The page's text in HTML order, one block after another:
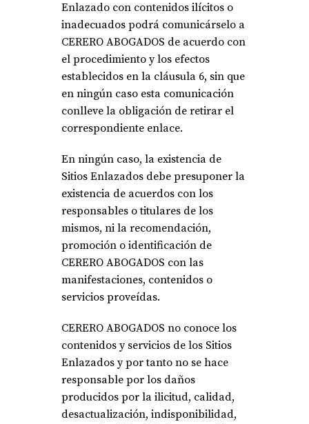
Enlazado con contenidos ilícitos o
inadecuados podrá comunicárselo a
CERERO ABOGADOS de acuerdo con
el procedimiento y los efectos
establecidos en la cláusula 6, sin que
en ningún caso esta comunicación
conlleve la obligación de retirar el
correspondiente enlace.
En ningún caso, la existencia de
Sitios Enlazados debe presuponer la
existencia de acuerdos con los
responsables o titulares de los
mismos, ni la recomendación,
promoción o identificación de
CERERO ABOGADOS con las
manifestaciones, contenidos o
servicios proveídas.
CERERO ABOGADOS no conoce los
contenidos y servicios de los Sitios
Enlazados y por tanto no se hace
responsable por los daños
producidos por la ilicitud, calidad,
desactualización, indisponibilidad,